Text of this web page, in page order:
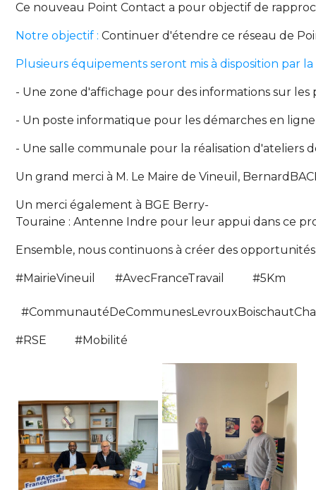
Ce nouveau Point Contact a pour objectif de
Notre objectif : Continuer d'étendre ce réseau de
Plusieurs équipements seront mis à disposition par
- Une zone d'affichage pour des informations sur
- Un poste informatique pour les démarches en
- Une salle communale pour la réalisation d'ateliers
Un grand merci à M. Le Maire de Vineuil,
Un merci également à BGE Berry-
Touraine : Antenne Indre pour leur appui dans ce
Ensemble, nous continuons à créer des
#MairieVineuil #AvecFranceTravail #5Km
#RSE #Mobilité